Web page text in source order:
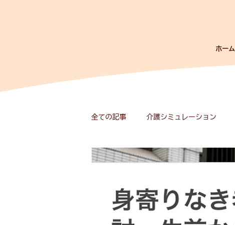
ホーム
全ての記事 介護シミュレーション
なべさんのかくし部屋(^^♪